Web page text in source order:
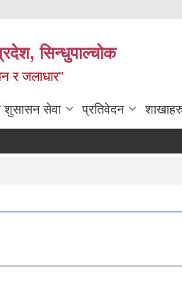
सिन्धुपाल्चोक
र जलाधार"
शुसासन सेवा प्रतिवेदन